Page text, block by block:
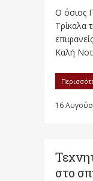
Ο όσιος
Τρίκαλα
Καλή
16
στο